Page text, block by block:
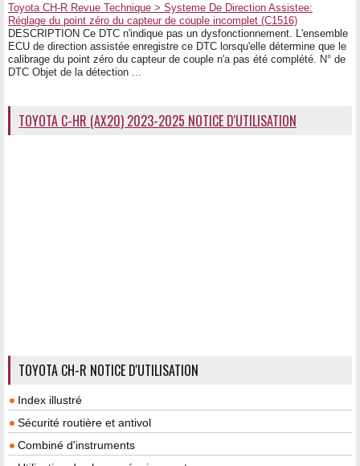
Toyota CH-R Revue Technique > Systeme De Direction Assistee:
Réglage du point zéro du capteur de couple incomplet (C1516)
DESCRIPTION Ce DTC n'indique pas un dysfonctionnement. L'ensemble
ECU de direction assistée enregistre ce DTC lorsqu'elle détermine que le
calibrage du point zéro du capteur de couple n'a pas été complété. N° de
DTC Objet de la détection ...
TOYOTA C-HR (AX20) 2023-2025 NOTICE D'UTILISATION
TOYOTA CH-R NOTICE D'UTILISATION
Index illustré
Sécurité routière et antivol
Combiné d'instruments